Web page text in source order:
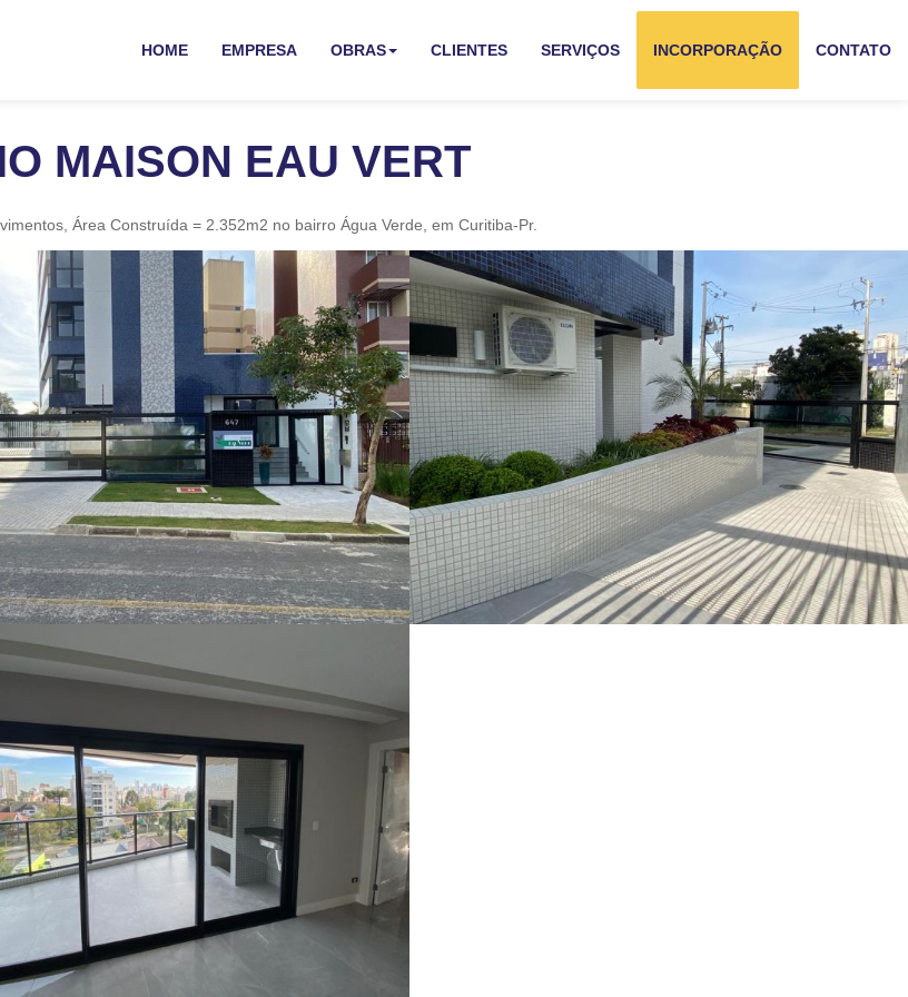
HOME EMPRESA OBRAS CLIENTES SERVIÇOS INCORPORAÇÃO CONTATO
MAISON EAU VERT
Área Construída = 2.352m2 no bairro Água Verde, em Curitiba-Pr.